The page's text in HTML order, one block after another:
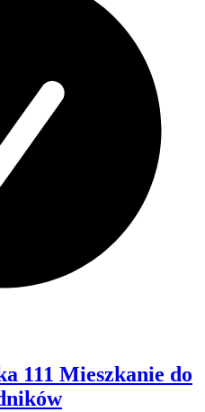
111 Mieszkanie do